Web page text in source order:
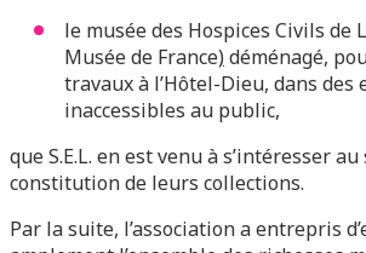
le musée des Hospices Civils de
Musée de France) déménagé,
travaux à l’Hôtel-Dieu, dans des
inaccessibles au public,
que S.E.L. en est venu à s’intéresser
constitution de leurs collections.
Par la suite, l’association a entrepris